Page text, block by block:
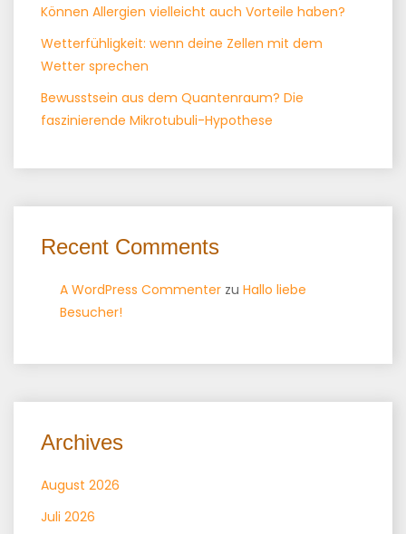
Können Allergien vielleicht auch Vorteile haben?
Wetterfühligkeit: wenn deine Zellen mit dem
Wetter sprechen
Bewusstsein aus dem Quantenraum? Die
faszinierende Mikrotubuli-Hypothese
Recent Comments
A WordPress Commenter zu Hallo liebe
Besucher!
Archives
August 2026
Juli 2026